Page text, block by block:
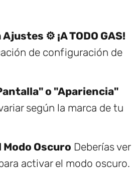
Ajustes ⚙️ ¡A TODO GAS!
de configuración de
o "Apariencia"
según la marca de tu
Modo Oscuro Deberías ver
activar el modo oscuro.